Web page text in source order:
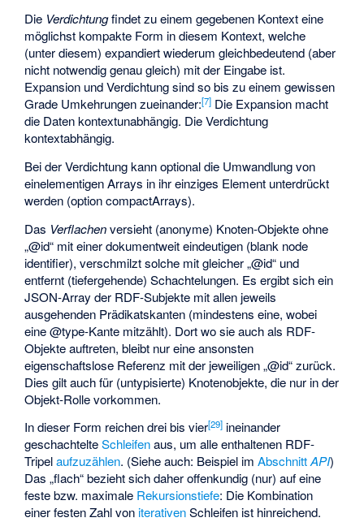
Die Verdichtungfindet zu einem gegebenen Kontext eine
möglichst kompakte Form in diesem Kontext, welche
(unter diesem) expandiert wiederum gleichbedeutend (aber
nicht notwendig genau gleich) mit der Eingabe ist.
Expansion und Verdichtung sind so bis zu einem gewissen
Grade Umkehrungen zueinander:[7] Die Expansion macht
die Daten kontextunabhängig. Die Verdichtung
kontextabhängig.
Bei der Verdichtung kann optional die Umwandlung von
einelementigen Arrays in ihr einziges Element unterdrückt
werden (option compactArrays).
Das Verflachenversieht (anonyme) Knoten-Objekte ohne
„@id“ mit einer dokumentweit eindeutigen (blank node
identifier), verschmilzt solche mit gleicher „@id“ und
entfernt (tiefergehende) Schachtelungen. Es ergibt sich ein
JSON-Array der RDF-Subjekte mit allen jeweils
ausgehenden Prädikatskanten (mindestens eine, wobei
eine @type-Kante mitzählt). Dort wo sie auch als RDF-
Objekte auftreten, bleibt nur eine ansonsten
eigenschaftslose Referenz mit der jeweiligen „@id“ zurück.
Dies gilt auch für (untypisierte) Knotenobjekte, die nur in der
Objekt-Rolle vorkommen.
In dieser Form reichen drei bis vier[29] ineinander
geschachtelteSchleifenaus, um alle enthaltenen RDF-
Tripelaufzuzählen. (Siehe auch: Beispiel imAbschnittAPI)
Das „flach“ bezieht sich daher offenkundig (nur) auf eine
feste bzw. maximale Rekursionstiefe: Die Kombination
einer festen Zahl von iterativenSchleifen ist hinreichend.